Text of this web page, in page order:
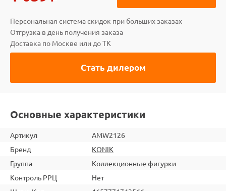
Персональная система скидок при больших заказах
Отгрузка в день получения заказа
Доставка по Москве или до ТК
Стать дилером
Основные характеристики
Артикул
AMW2126
Бренд
KONIK
Группа
Коллекционные фигурки
Контроль РРЦ
Нет